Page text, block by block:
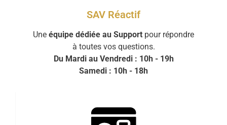
SAV Réactif
Une équipe dédiée au Support pour répondre
à toutes vos questions.
Du Mardi au Vendredi : 10h - 19h
Samedi : 10h - 18h